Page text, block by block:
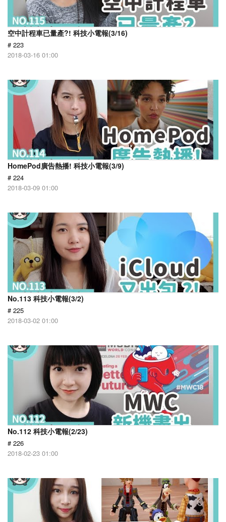
空中計程車已量產?! 科技小電報(3/16)
# 223
2018-03-16 01:00
HomePod廣告熱播! 科技小電報(3/9)
# 224
2018-03-09 01:00
No.113 科技小電報(3/2)
# 225
2018-03-02 01:00
No.112 科技小電報(2/23)
# 226
2018-02-23 01:00